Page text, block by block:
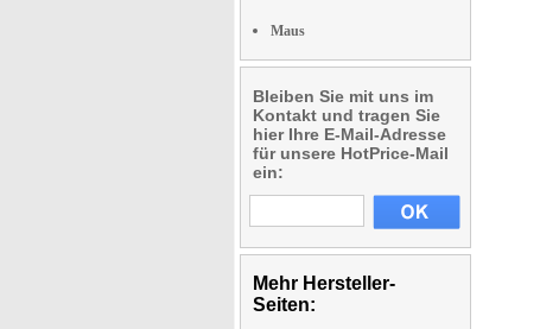
Maus
Bleiben Sie mit uns im
Kontakt und tragen Sie
hier Ihre E-Mail-Adresse
für unsere HotPrice-Mail
ein:
Mehr Hersteller-
Seiten: